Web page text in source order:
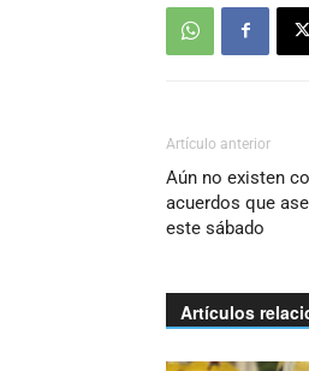
Artículo anterior
Aún no existen
acuerdos que
este sábado
Artículos